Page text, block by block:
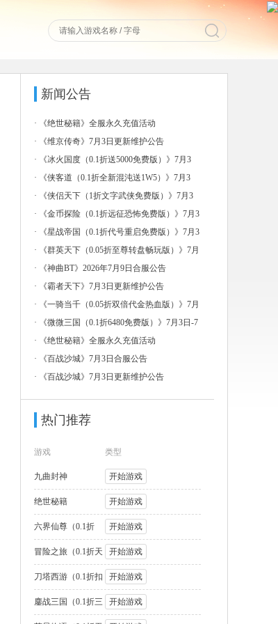
新闻公告
·
《绝世秘籍》全服永久充值活动
·
《维京传奇》7月3日更新维护公告
·
《冰火国度（0.1折送5000免费版）》7月3
日-7
·
《侠客道（0.1折全新混沌送1W5）》7月3
日-7月
·
《侠侣天下（1折文字武侠免费版）》7月3
日-7月6日
·
《金币探险（0.1折远征恐怖免费版）》7月3
日-7月
·
《星战帝国（0.1折代号重启免费版）》7月3
日-7月
·
《群英天下（0.05折至尊转盘畅玩版）》7月
3日-7
·
《神曲BT》2026年7月9日合服公告
·
《霸者天下》7月3日更新维护公告
·
《一骑当千（0.05折双倍代金热血版）》7月
3日-7
·
《微微三国（0.1折6480免费版）》7月3日-7
月
·
《绝世秘籍》全服永久充值活动
·
《百战沙城》7月3日合服公告
·
《百战沙城》7月3日更新维护公告
热门推荐
游戏 类型
九曲封神 开始游戏
绝世秘籍 开始游戏
六界仙尊（0.1折
2000福利版
开始游戏
冒险之旅（0.1折天
天送1W代币
开始游戏
刀塔西游（0.1折扣
版）
开始游戏
鏖战三国（0.1折三 开始游戏